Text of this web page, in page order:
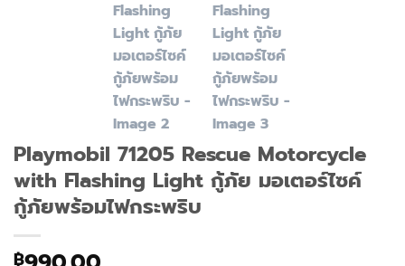
Playmobil 71205 Rescue Motorcycle
with Flashing Light กู้ภัย มอเตอร์ไซค์
กู้ภัยพร้อมไฟกระพริบ
฿